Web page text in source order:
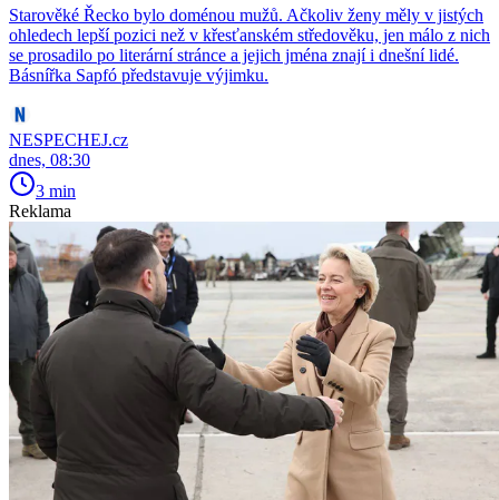
Starověké Řecko bylo doménou mužů. Ačkoliv ženy měly v jistých
ohledech lepší pozici než v křesťanském středověku, jen málo z nich
se prosadilo po literární stránce a jejich jména znají i dnešní lidé.
Básnířka Sapfó představuje výjimku.
NESPECHEJ.cz
dnes, 08:30
3 min
Reklama